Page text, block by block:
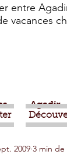
entre
vacances
Agadir
Politique
2009 3 min de